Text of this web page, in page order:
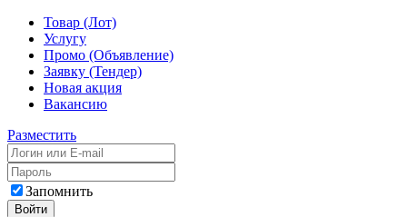
Товар (Лот)
Услугу
Промо (Объявление)
Заявку (Тендер)
Новая акция
Вакансию
Разместить
Запомнить
Войти